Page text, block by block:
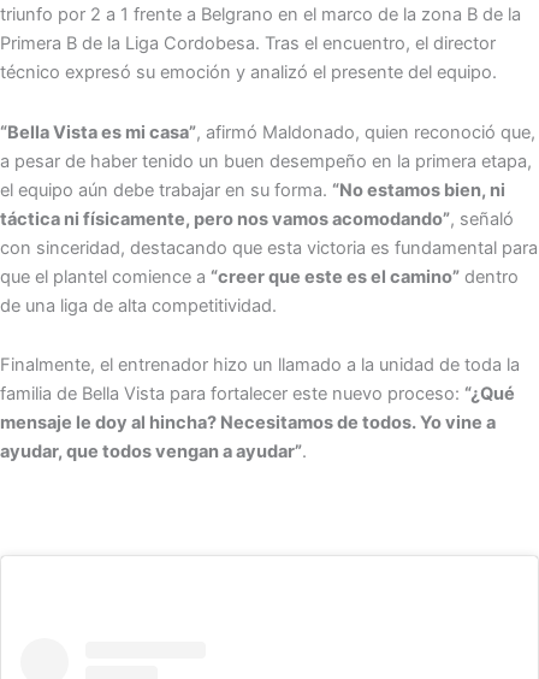
triunfo por 2 a 1 frente a Belgrano en el marco de la zona B de la
Primera B de la Liga Cordobesa. Tras el encuentro, el director
técnico expresó su emoción y analizó el presente del equipo.
“Bella Vista es mi casa”, afirmó Maldonado, quien reconoció que,
a pesar de haber tenido un buen desempeño en la primera etapa,
el equipo aún debe trabajar en su forma. “No estamos bien, ni
táctica ni físicamente, pero nos vamos acomodando”, señaló
con sinceridad, destacando que esta victoria es fundamental para
que el plantel comience a “creer que este es el camino” dentro
de una liga de alta competitividad.
Finalmente, el entrenador hizo un llamado a la unidad de toda la
familia de Bella Vista para fortalecer este nuevo proceso: “¿Qué
mensaje le doy al hincha? Necesitamos de todos. Yo vine a
ayudar, que todos vengan a ayudar”.